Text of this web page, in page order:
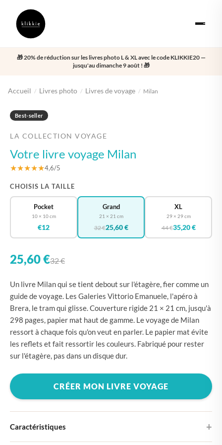
🎁 20% de réduction sur les livres photo L & XL avec le code KLIKKIE20 —
jusqu'au dimanche 9 août ! 🎁
Accueil / Livres photo / Livres de voyage / Milan
Best-seller
LA COLLECTION VOYAGE
Votre livre voyage Milan
★★★★★4,6/5
CHOISIS LA TAILLE
Pocket
10 × 10 cm
€12
Grand
21 × 21 cm
32 €25,60 €
XL
29 × 29 cm
44 €35,20 €
25,60 €32 €
Un livre Milan qui se tient debout sur l'étagère, fier comme un
guide de voyage. Les Galeries Vittorio Emanuele, l'apéro à
Brera, le tram qui glisse. Couverture rigide 21 × 21 cm, jusqu'à
298 pages, papier mat haut de gamme. Le voyage de Milan
ressort à chaque fois qu'on veut en parler. Le papier mat évite
les reflets et fait ressortir les couleurs. Fabriqué pour rester
sur l'étagère, pas dans un disque dur.
CRÉER MON LIVRE VOYAGE
Caractéristiques